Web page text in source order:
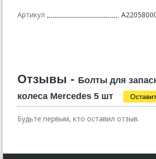
Артикул
Отзывы - Болты для
колеса Mercedes 5 шт
Будьте первым, кто оставил отзыв.